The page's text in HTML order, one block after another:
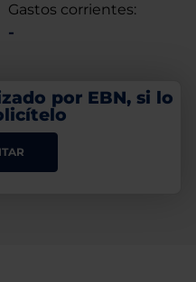
Gastos corrientes:
-
por EBN, si lo